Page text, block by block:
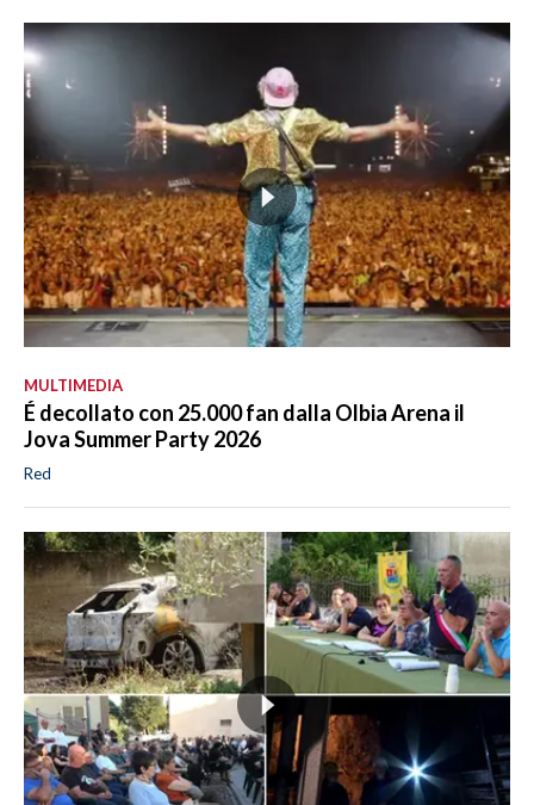
MULTIMEDIA
É decollato con 25.000 fan dalla Olbia Arena il
Jova Summer Party 2026
Red